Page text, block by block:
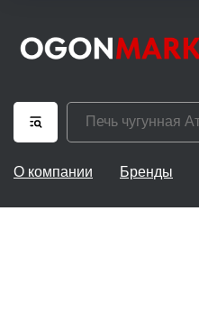
О компании Бренды